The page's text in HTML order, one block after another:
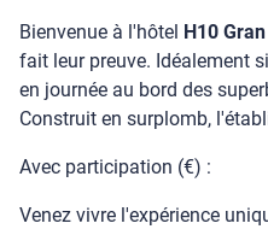
Bienvenue à l'hôtel H10
fait leur preuve. Idéalement
en journée au bord des
Construit en surplomb,
Avec participation (€) :
Venez vivre l'expérience